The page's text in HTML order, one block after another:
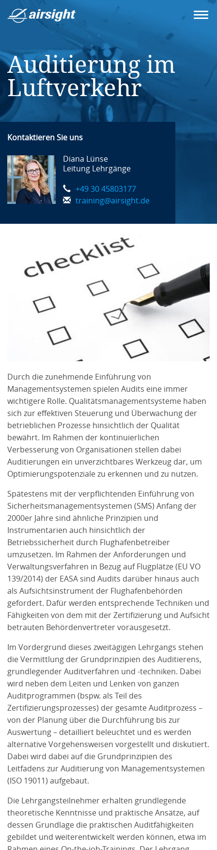
Auditierung im
Luftverkehr
Kontaktieren Sie uns
Diana Lünse
Leitung Lehrgänge
+49 30 45803177
training@airsight.de
Durch die zunehmende Einführung von
Managementsystemen spielen Audits eine immer
wichtigere Rolle. Qualitätsmanagementsysteme haben
sich zur effektiven Steuerung und Überwachung der
betrieblichen Prozesse hinsichtlich der Qualität
bewährt. Im Rahmen der kontinuierlichen
Verbesserung von Organisationen stellen dabei
Auditierungen ein unverzichtbares Werkzeug dar, um
Optimierungspotenziale zu erkennen und zu nutzen.
Spätestens mit der verpflichtenden Einführung von
Sicherheitsmanagementsystemen (SMS) Anfang der
2000er Jahre sind ähnliche Prinzipien und
Instrumentarien auch hinsichtlich der
Betriebssicherheit durch Flughafenbetreiber
umzusetzen. Im Rahmen der Anforderungen und
Verwaltungsverfahren in Bezug auf Flugplätze (EU VO
139/2014) der EASA sind Audits darüber hinaus auch
als Aufsichtsinstrument der Flughafenbehörden
gefordert. Dafür werden entsprechende Techniken und
Fähigkeiten von dem mit der Zertifizierung und Aufsicht
betrauten Behördenvertreter vorausgesetzt.
Im Vordergrund dieses zweitägigen Lehrgangs stehen
die Vermittlung der Grundprinzipien des Auditierens,
grundlegender Auditverfahren und -techniken. Dabei
wird neben dem Leiten und Lenken von ganzen
Auditprogrammen (bspw. als Teil des
Zertifizierungsprozesses) der gesamte Auditprozess –
von der Planung über die Durchführung bis zur
Auswertung – detailliert beleuchtet und es werden
alternative Vorgehensweisen vorgestellt und diskutiert.
Dabei wird dabei auf die Grundprinzipien des
Leitfadens zur Auditierung von Managementsystemen
(ISO 19011) aufgebaut.
Die Lehrgangsteilnehmer erhalten grundlegende
theoretische Kenntnisse und praktische Ansätze, auf
dessen Grundlage die praktischen Auditfähigkeiten
gebildet und weiterentwickelt werden können, etwa im